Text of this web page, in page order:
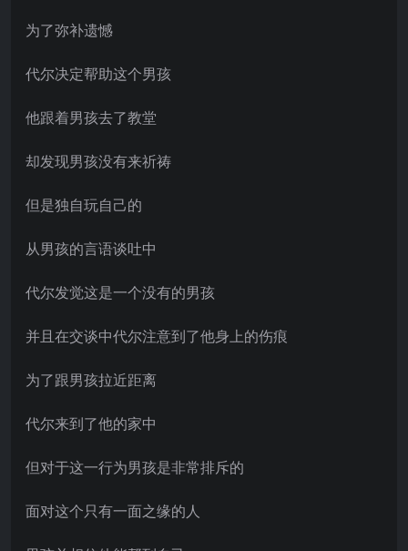
为了弥补遗憾
代尔决定帮助这个男孩
他跟着男孩去了教堂
却发现男孩没有来祈祷
但是独自玩自己的
从男孩的言语谈吐中
代尔发觉这是一个没有的男孩
并且在交谈中代尔注意到了他身上的伤痕
为了跟男孩拉近距离
代尔来到了他的家中
但对于这一行为男孩是非常排斥的
面对这个只有一面之缘的人